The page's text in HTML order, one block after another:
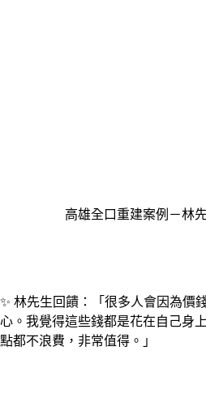
高雄全口重建案例－林
✨ 林先生回饋：「很多人會因為價
心。我覺得這些錢都是花在自己身
點都不浪費，非常值得。」